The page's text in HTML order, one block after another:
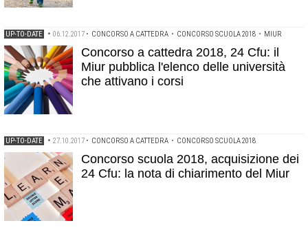
UP-TO-DATE • 06.12.2017 • CONCORSO A CATTEDRA • CONCORSO SCUOLA 2018 • MIUR
Concorso a cattedra 2018, 24 Cfu: il
Miur pubblica l'elenco delle università
che attivano i corsi
UP-TO-DATE • 27.10.2017 • CONCORSO A CATTEDRA • CONCORSO SCUOLA 2018
Concorso scuola 2018, acquisizione dei
24 Cfu: la nota di chiarimento del Miur